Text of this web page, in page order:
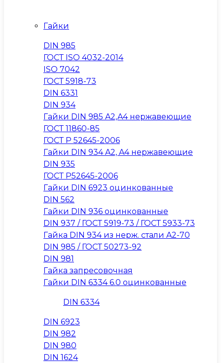
Гайки
DIN 985
ГОСТ ISO 4032-2014
ISO 7042
ГОСТ 5918-73
DIN 6331
DIN 934
Гайки DIN 985 A2,A4 нержавеющие
ГОСТ 11860-85
ГОСТ Р 52645-2006
Гайки DIN 934 A2, A4 нержавеющие
DIN 935
ГОСТ Р52645-2006
Гайки DIN 6923 оцинкованные
DIN 562
Гайки DIN 936 оцинкованные
DIN 937 / ГОСТ 5919-73 / ГОСТ 5933-73
Гайка DIN 934 из нерж. стали A2-70
DIN 985 / ГОСТ 50273-92
DIN 981
Гайка запресовочная
Гайки DIN 6334 6.0 оцинкованные
DIN 6334
DIN 6923
DIN 982
DIN 980
DIN 1624